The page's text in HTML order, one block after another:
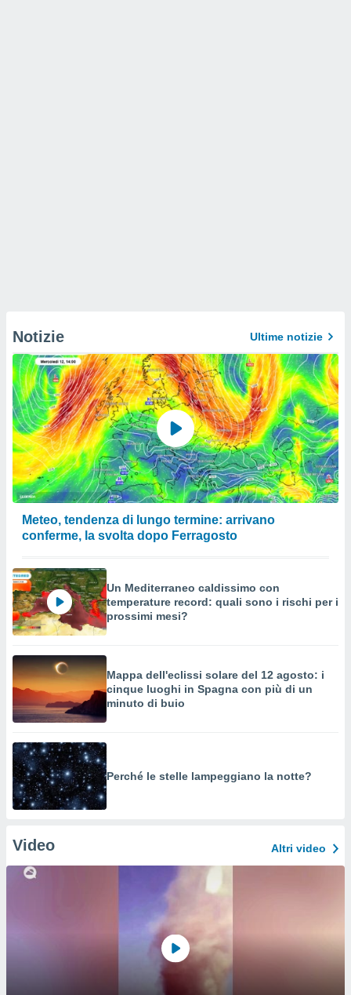
Notizie Ultime notizie
Meteo, tendenza di lungo termine: arrivano
conferme, la svolta dopo Ferragosto
Un Mediterraneo caldissimo con
temperature record: quali sono i rischi per i
prossimi mesi?
Mappa dell'eclissi solare del 12 agosto: i
cinque luoghi in Spagna con più di un
minuto di buio
Perché le stelle lampeggiano la notte?
Video Altri video